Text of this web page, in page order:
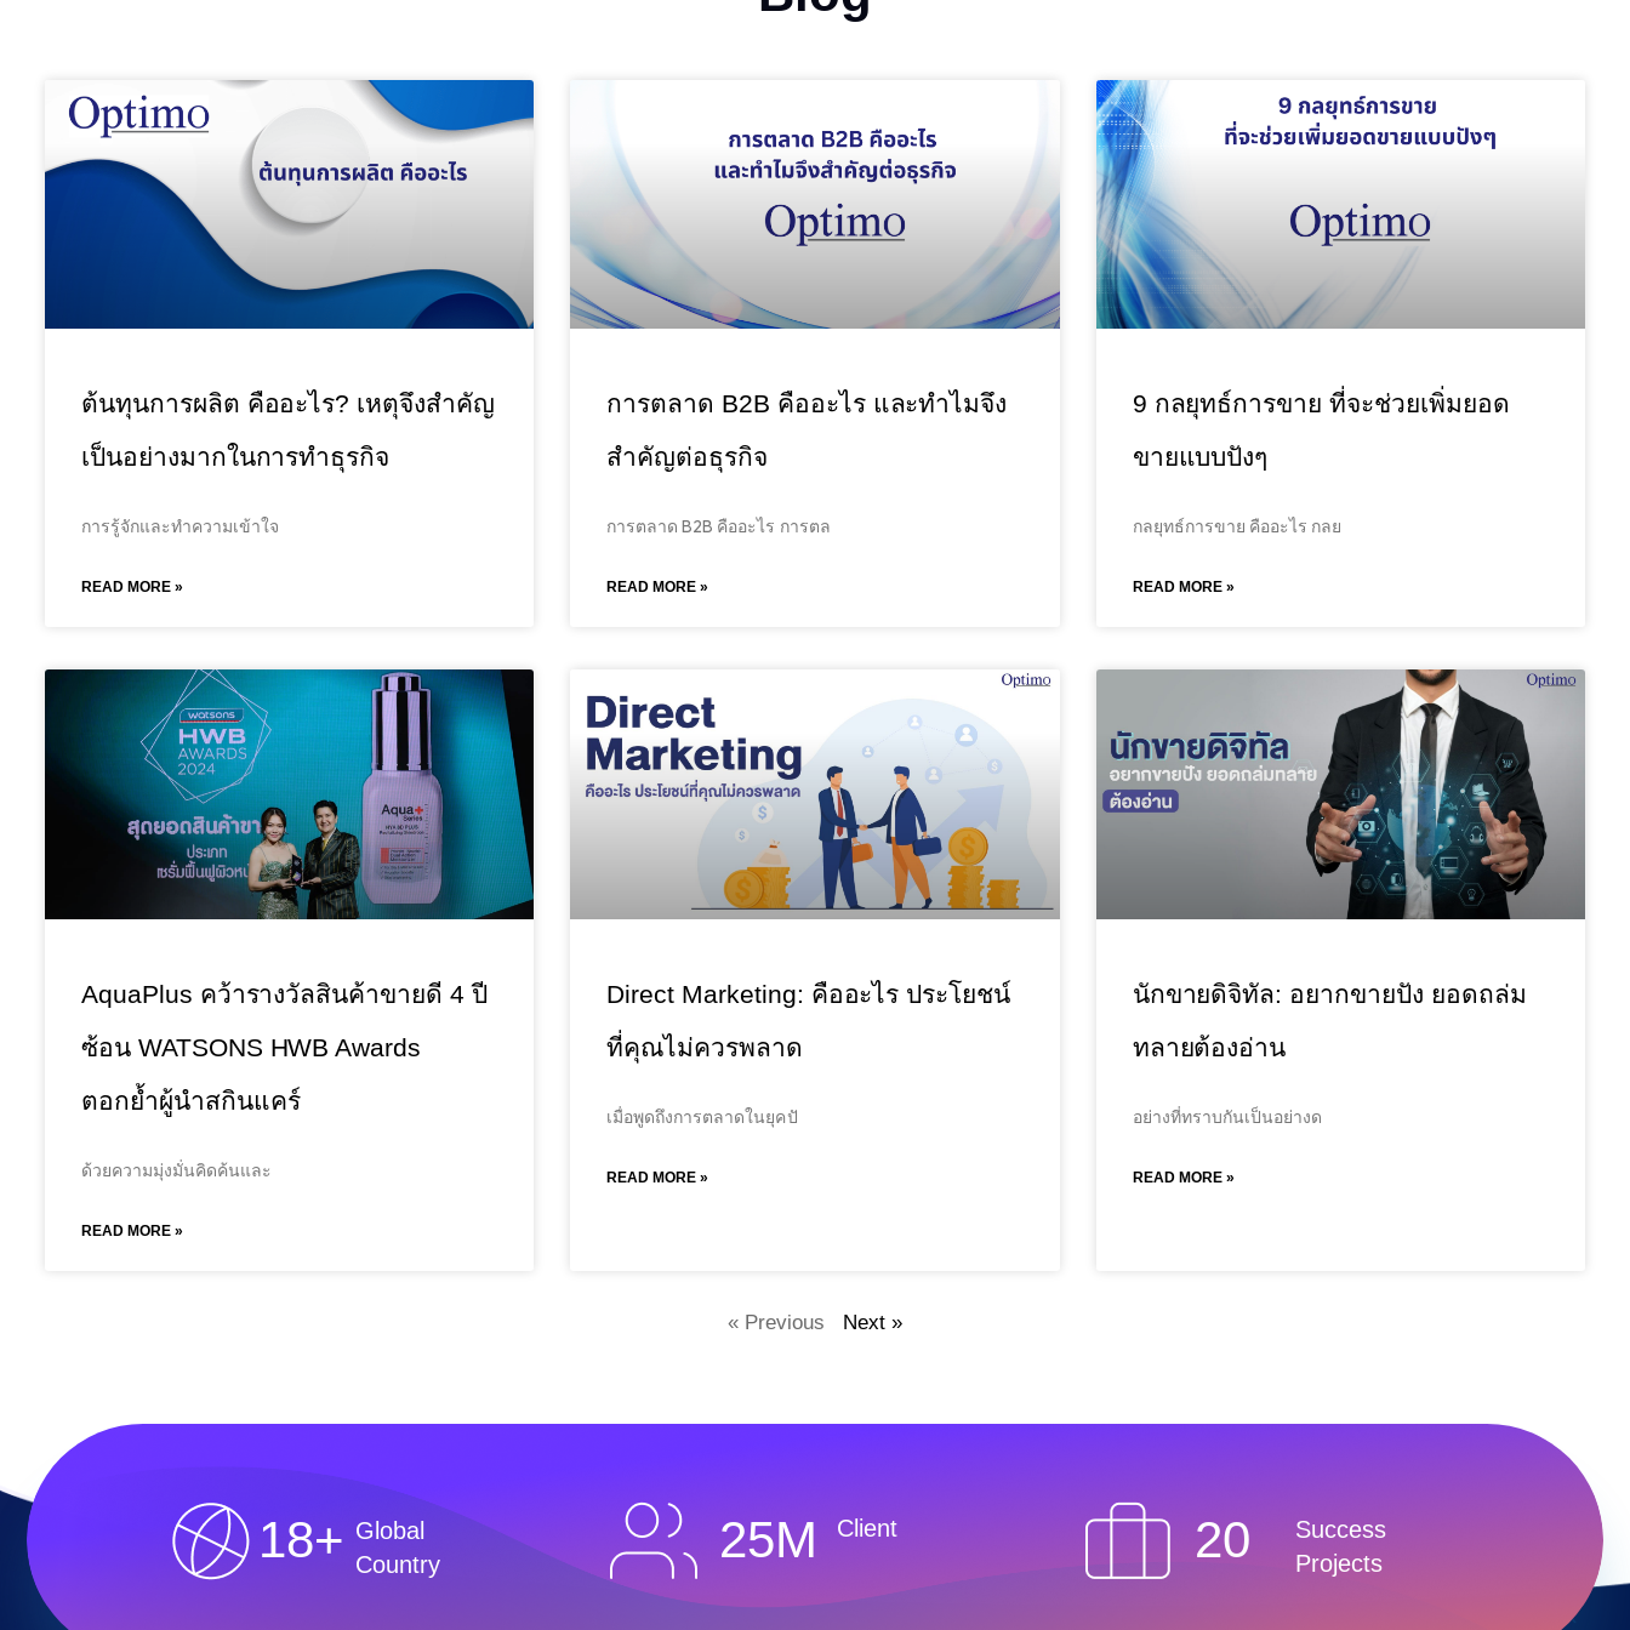
ต้นทุนการผลิต คืออะไร? เหตุจึงสำคัญ
เป็นอย่างมากในการทำธุรกิจ
การรู้จักและทำความเข้าใจ
READ MORE »
การตลาด B2B คืออะไร และทำไมจึง
สำคัญต่อธุรกิจ
การตลาด B2B คืออะไร การตล
READ MORE »
9 กลยุทธ์การขาย ที่จะช่วยเพิ่มยอด
ขายแบบปังๆ
กลยุทธ์การขาย คืออะไร กลย
READ MORE »
AquaPlus คว้ารางวัลสินค้าขายดี 4 ปี
ซ้อน WATSONS HWB Awards
ตอกย้ำผู้นำสกินแคร์
ด้วยความมุ่งมั่นคิดค้นและ
READ MORE »
Direct Marketing: คืออะไร ประโยชน์
ที่คุณไม่ควรพลาด
เมื่อพูดถึงการตลาดในยุคปั
READ MORE »
นักขายดิจิทัล: อยากขายปัง ยอดถล่ม
ทลายต้องอ่าน
อย่างที่ทราบกันเป็นอย่างด
READ MORE »
« Previous Next »
18+ Global
Country
25M Client 20
Success
Projects